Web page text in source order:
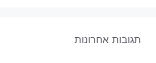
תגובות אחרונות